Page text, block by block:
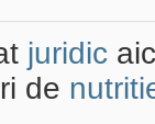
juridic
de